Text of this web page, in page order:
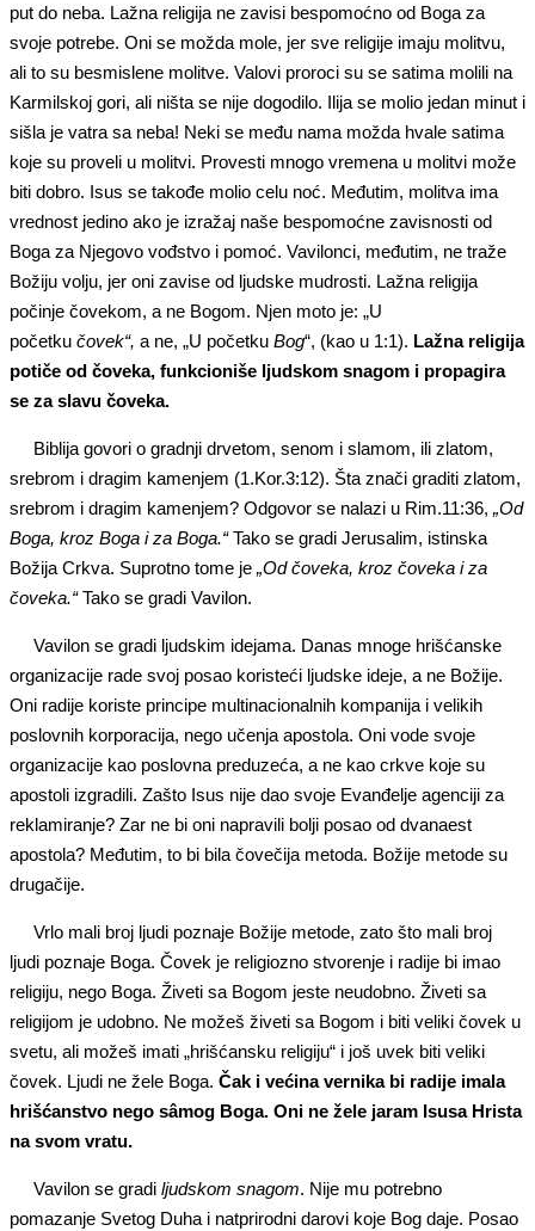
put do neba. Lažna religija ne zavisi bespomoćno od Boga za
svoje potrebe. Oni se možda mole, jer sve religije imaju molitvu,
ali to su besmislene molitve. Valovi proroci su se satima molili na
Karmilskoj gori, ali ništa se nije dogodilo. Ilija se molio jedan minut i
sišla je vatra sa neba! Neki se među nama možda hvale satima
koje su proveli u molitvi. Provesti mnogo vremena u molitvi može
biti dobro. Isus se takođe molio celu noć. Međutim, molitva ima
vrednost jedino ako je izražaj naše bespomoćne zavisnosti od
Boga za Njegovo vođstvo i pomoć. Vavilonci, međutim, ne traže
Božiju volju, jer oni zavise od ljudske mudrosti. Lažna religija
počinje čovekom, a ne Bogom. Njen moto je: „U
početku čovek“, a ne, „U početku Bog“, (kao u 1:1). Lažna religija
potiče od čoveka, funkcioniše ljudskom snagom i propagira
se za slavu čoveka.
Biblija govori o gradnji drvetom, senom i slamom, ili zlatom,
srebrom i dragim kamenjem (1.Kor.3:12). Šta znači graditi zlatom,
srebrom i dragim kamenjem? Odgovor se nalazi u Rim.11:36, „Od
Boga, kroz Boga i za Boga.“Tako se gradi Jerusalim, istinska
Božija Crkva. Suprotno tome je „Od čoveka, kroz čoveka i za
čoveka.“Tako se gradi Vavilon.
Vavilon se gradi ljudskim idejama. Danas mnoge hrišćanske
organizacije rade svoj posao koristeći ljudske ideje, a ne Božije.
Oni radije koriste principe multinacionalnih kompanija i velikih
poslovnih korporacija, nego učenja apostola. Oni vode svoje
organizacije kao poslovna preduzeća, a ne kao crkve koje su
apostoli izgradili. Zašto Isus nije dao svoje Evanđelje agenciji za
reklamiranje? Zar ne bi oni napravili bolji posao od dvanaest
apostola? Međutim, to bi bila čovečija metoda. Božije metode su
drugačije.
Vrlo mali broj ljudi poznaje Božije metode, zato što mali broj
ljudi poznaje Boga. Čovek je religiozno stvorenje i radije bi imao
religiju, nego Boga. Živeti sa Bogom jeste neudobno. Živeti sa
religijom je udobno. Ne možeš živeti sa Bogom i biti veliki čovek u
svetu, ali možeš imati „hrišćansku religiju“ i još uvek biti veliki
čovek. Ljudi ne žele Boga. Čak i većina vernika bi radije imala
hrišćanstvo nego sâmog Boga. Oni ne žele jaram Isusa Hrista
na svom vratu.
Vavilon se gradi ljudskom snagom. Nije mu potrebno
pomazanje Svetog Duha i natprirodni darovi koje Bog daje. Posao